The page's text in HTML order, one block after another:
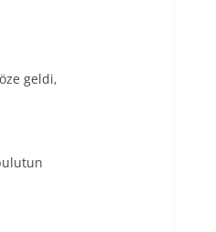
geldi,